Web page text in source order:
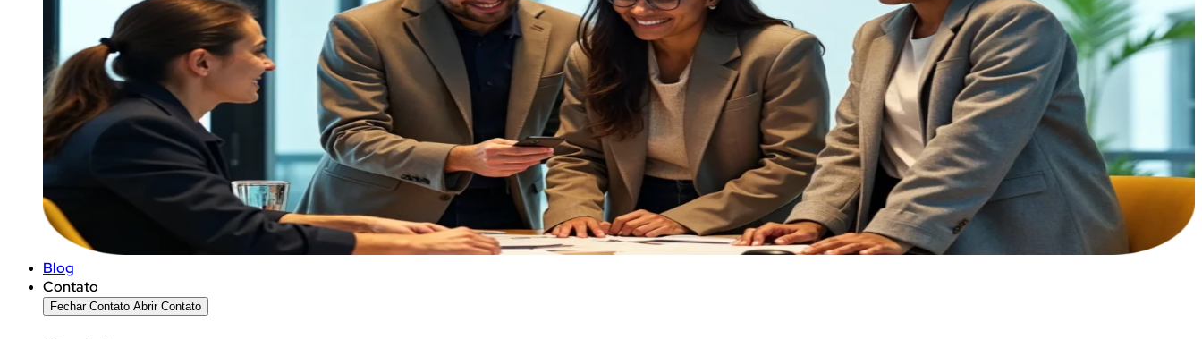
Blog
Contato
Fechar Contato Abrir Contato